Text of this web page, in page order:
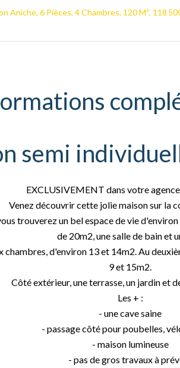
Aniche, 6 Pièces, 4 Chambres, 120 M², 118
semi
EXCLUSIVEMENT dans votre
Venez découvrir cette jolie maison sur la
trouverez un bel espace de vie
de 20m2, une salle de bain et
chambres, d'environ 13 et 14m2. Au
9 et 15m2.
Côté extérieur, une terrasse, un jardin et
Les + :
- une cave saine
- passage côté pour poubelles,
- maison lumineuse
- pas de gros travaux à